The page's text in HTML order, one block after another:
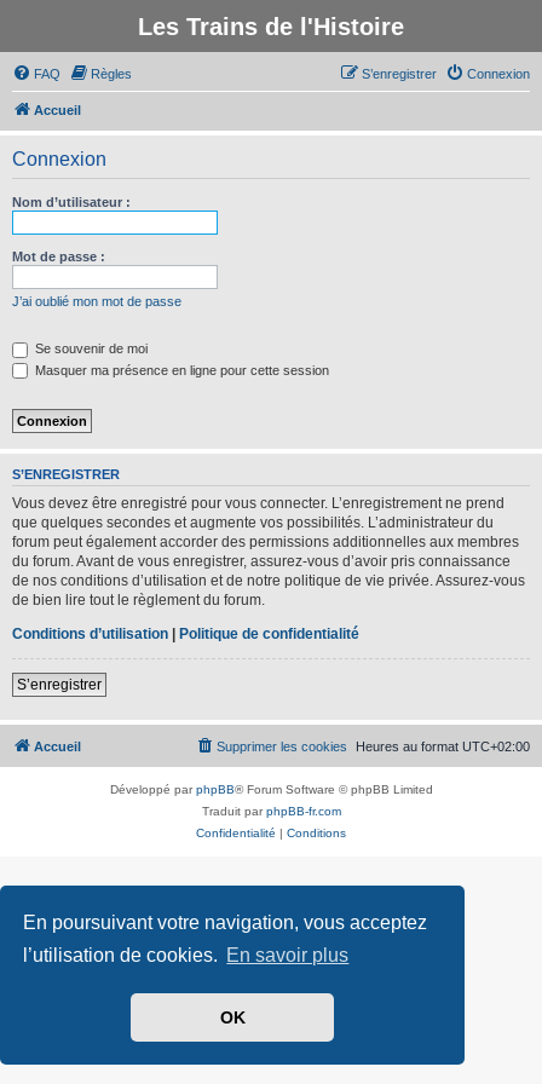
En poursuivant votre navigation, vous acceptez
l’utilisation de cookies. En savoir plus
OK
Les Trains de l'Histoire
FAQ Règles Connexion
S’enregistrer
Accueil
Connexion
Nom d’utilisateur :
Mot de passe :
J’ai oublié mon mot de passe
Se souvenir de moi
Masquer ma présence en ligne pour cette session
S’ENREGISTRER
Vous devez être enregistré pour vous connecter. L’enregistrement ne prend
que quelques secondes et augmente vos possibilités. L’administrateur du
forum peut également accorder des permissions additionnelles aux membres
du forum. Avant de vous enregistrer, assurez-vous d’avoir pris connaissance
de nos conditions d’utilisation et de notre politique de vie privée. Assurez-vous
de bien lire tout le règlement du forum.
Conditions d’utilisation | Politique de confidentialité
S’enregistrer
Accueil Heures au format UTC+02:00
Supprimer les cookies
Développé parphpBB® Forum Software © phpBB Limited
Traduit parphpBB-fr.com
Confidentialité | Conditions